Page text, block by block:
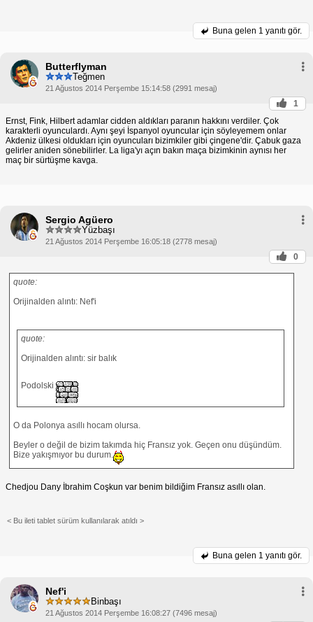
Buna gelen 1 yanıtı gör.
Butterflyman
Teğmen
21 Ağustos 2014 Perşembe 15:14:58 (2991 mesaj)
1
Ernst, Fink, Hilbert adamlar cidden aldıkları paranın hakkını verdiler. Çok
karakterli oyunculardı. Aynı şeyi İspanyol oyuncular için söyleyemem onlar
Akdeniz ülkesi oldukları için oyuncuları bizimkiler gibi çingene'dir. Çabuk gaza
gelirler aniden sönebilirler. La liga'yı açın bakın maça bizimkinin aynısı her
maç bir sürtüşme kavga.
Sergio Agüero
Yüzbaşı
21 Ağustos 2014 Perşembe 16:05:18 (2778 mesaj)
0
quote:
Orijinalden alıntı: Nef'i
quote:
Orijinalden alıntı: sir balık
Podolski
O da Polonya asıllı hocam olursa.
Beyler o değil de bizim takımda hiç Fransız yok. Geçen onu düşündüm.
Bize yakışmıyor bu durum.
Chedjou Dany İbrahim Coşkun var benim bildiğim Fransız asıllı olan.
< Bu ileti tablet sürüm kullanılarak atıldı >
Buna gelen 1 yanıtı gör.
Nef'i
Binbaşı
21 Ağustos 2014 Perşembe 16:08:27 (7496 mesaj)